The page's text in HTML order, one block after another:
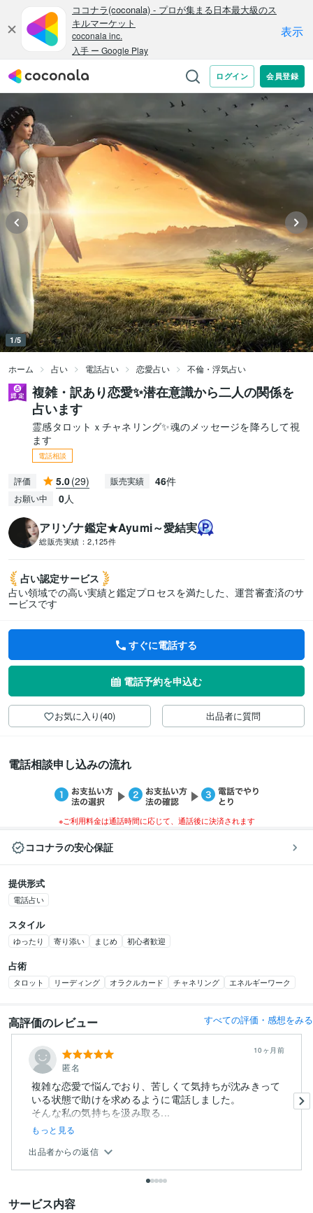
1/5
ホーム 占い 電話占い 恋愛占い 不倫・浮気占い
複雑・訳あり恋愛✨潜在意識から二人の関係を
占います
霊感タロットｘチャネリング✨魂のメッセージを降ろして視
ます
電話相談
評価 5.0(29) 販売実績 46件
お願い中 0人
アリゾナ鑑定★Ayumi～愛結実
総販売実績： 2,125件
占い認定サービス
占い領域での高い実績と鑑定プロセスを満たした、運営審査済のサ
ービスです
すぐに電話する
電話予約を申込む
お気に入り(40) 出品者に質問
電話相談申し込みの流れ
※ご利用料金は通話時間に応じて、通話後に決済されます
ココナラの安心保証
提供形式
電話占い
スタイル
ゆったり 寄り添い まじめ 初心者歓迎
占術
タロット リーディング オラクルカード チャネリング エネルギーワーク
高評価のレビュー すべての評価・感想をみる
匿名
10ヶ月前
複雑な恋愛で悩んでおり、苦しくて気持ちが沈みきって
いる状態で助けを求めるように電話しました。
そんな私の気持ちを汲み取る...
もっと見る
出品者からの返信
サービス内容